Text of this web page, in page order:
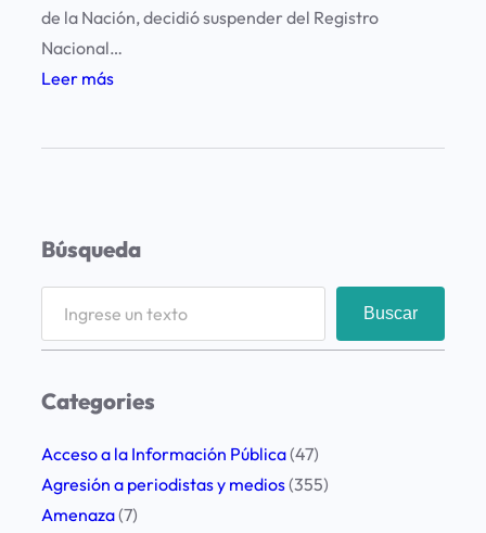
de la Nación, decidió suspender del Registro
Nacional…
Leer más:
z
o
y
p
e
o
Búsqueda
r
h
Buscar
Categories
Acceso a la Información Pública(47)
Agresión a periodistas y medios(355)
Amenaza(7)